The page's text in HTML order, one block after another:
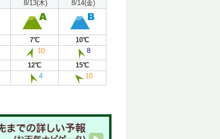
8/13(木) 8/14(金)
7℃
10℃
10 8
12℃
15℃
4 10